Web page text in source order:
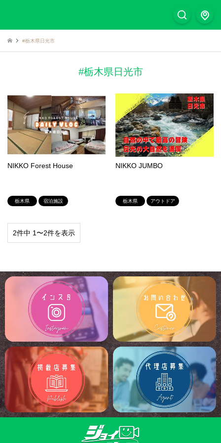
#栃木県日光市
#栃木県日光市
NIKKO Forest House
栃木県 宿泊施設
NIKKO JUMBO
栃木県 アウトドア
2件中 1〜2件を表示